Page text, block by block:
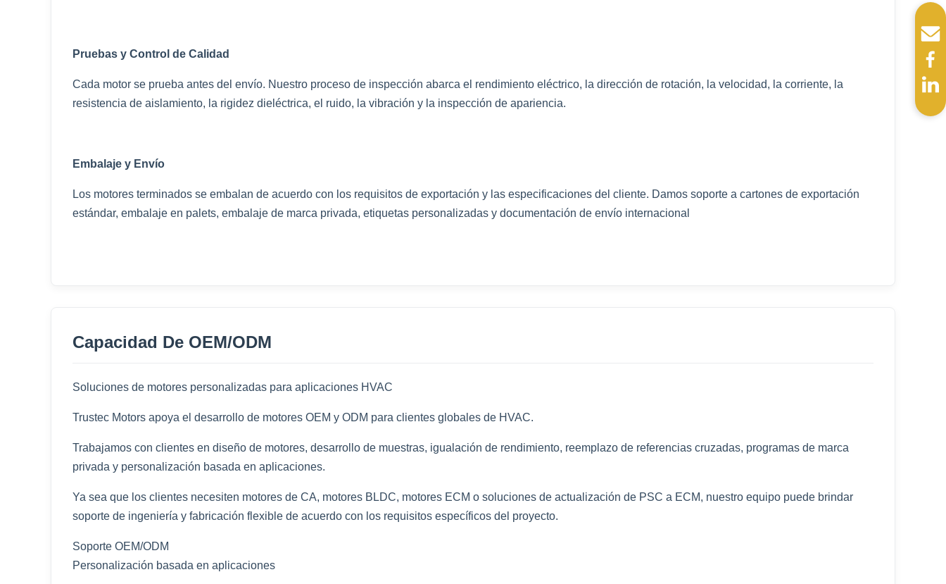
Pruebas y Control de Calidad
Cada motor se prueba antes del envío. Nuestro proceso de inspección abarca el rendimiento eléctrico, la dirección de rotación, la velocidad, la corriente, la
resistencia de aislamiento, la rigidez dieléctrica, el ruido, la vibración y la inspección de apariencia.
Embalaje y Envío
Los motores terminados se embalan de acuerdo con los requisitos de exportación y las especificaciones del cliente. Damos soporte a cartones de exportación
estándar, embalaje en palets, embalaje de marca privada, etiquetas personalizadas y documentación de envío internacional
Capacidad De OEM/ODM
Soluciones de motores personalizadas para aplicaciones HVAC
Trustec Motors apoya el desarrollo de motores OEM y ODM para clientes globales de HVAC.
Trabajamos con clientes en diseño de motores, desarrollo de muestras, igualación de rendimiento, reemplazo de referencias cruzadas, programas de marca
privada y personalización basada en aplicaciones.
Ya sea que los clientes necesiten motores de CA, motores BLDC, motores ECM o soluciones de actualización de PSC a ECM, nuestro equipo puede brindar
soporte de ingeniería y fabricación flexible de acuerdo con los requisitos específicos del proyecto.
Soporte OEM/ODM
Personalización basada en aplicaciones